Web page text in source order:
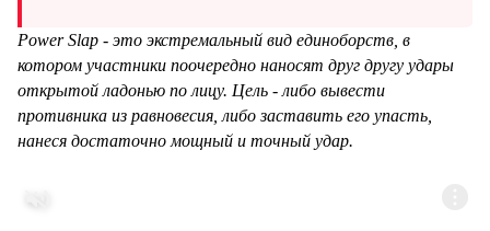
Power Slap - это экстремальный вид единоборств, в
котором участники поочередно наносят друг другу удары
открытой ладонью по лицу. Цель - либо вывести
противника из равновесия, либо заставить его упасть,
нанеся достаточно мощный и точный удар.